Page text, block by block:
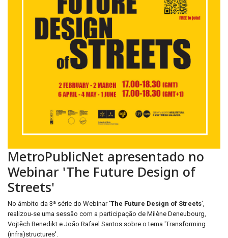
MetroPublicNet apresentado no
Webinar 'The Future Design of
Streets'
No âmbito da 3ª série do Webinar 'The Future Design of Streets',
realizou-se uma sessão com a participação de Milène Deneubourg,
Vojtěch Benedikt e João Rafael Santos sobre o tema 'Transforming
(infra)structures'.